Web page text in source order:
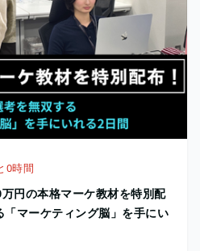
0時間
円の本格マーケ教材を特別配
マーケティング脳」を手にい